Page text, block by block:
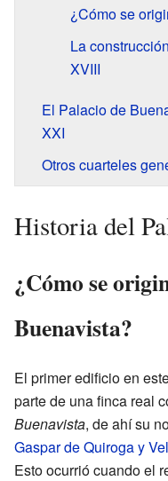
¿Cómo se
La
XVIII
El Palacio de
XXI
Otros cuarteles
Historia del
¿Cómo se
Buenavista?
El primer edificio en
parte de una finca real
Buenavista, de ahí su
Gaspar de Quiroga y
Esto ocurrió cuando el